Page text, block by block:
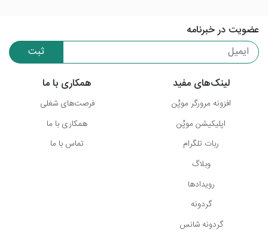
عضویت در خبرنامه
ثبت
لینک‌های مفید
افزونه مرورگر موپُن
اپلیکیشن موپُن
ربات تلگرام
وبلاگ
رویدادها
گردونه
گردونه شانس
همکاری با ما
فرصت‌های شغلی
همکاری با ما
تماس با ما